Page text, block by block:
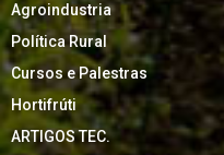
Agroindustria
Política Rural
Cursos e Palestras
Hortifrúti
ARTIGOS TEC.